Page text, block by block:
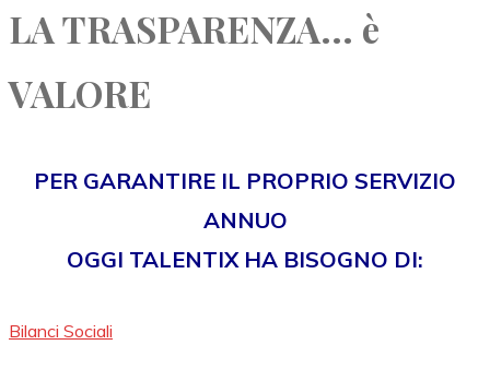
LA TRASPARENZA... è
VALORE
PER GARANTIRE IL PROPRIO SERVIZIO
ANNUO
OGGI TALENTIX HA BISOGNO DI:
Bilanci Sociali